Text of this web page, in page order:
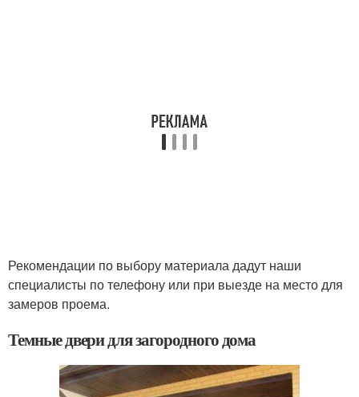
Рекомендации по выбору материала дадут наши
специалисты по телефону или при выезде на место для
замеров проема.
Темные двери для загородного дома